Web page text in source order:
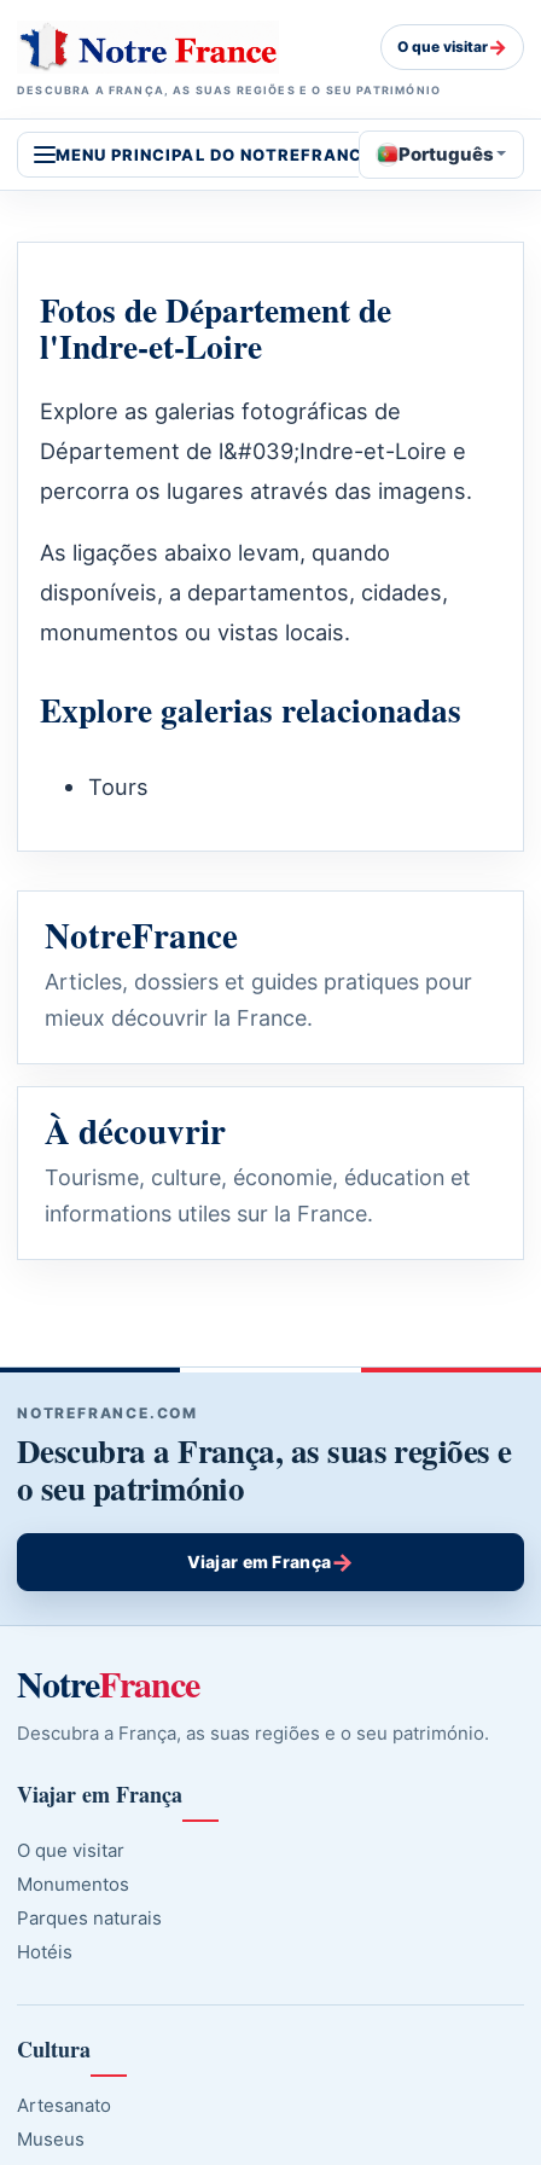
DESCUBRA A FRANÇA, AS SUAS REGIÕES E O SEU PATRIMÓNIO
O que visitar→
MENU PRINCIPAL DO NOTREFRANCE Português
Fotos de Département de
l'Indre-et-Loire
Explore as galerias fotográficas de
Département de l&#039;Indre-et-Loire e
percorra os lugares através das imagens.
As ligações abaixo levam, quando
disponíveis, a departamentos, cidades,
monumentos ou vistas locais.
Explore galerias relacionadas
Tours
NotreFrance
Articles, dossiers et guides pratiques pour
mieux découvrir la France.
À découvrir
Tourisme, culture, économie, éducation et
informations utiles sur la France.
NOTREFRANCE.COM
Descubra a França, as suas regiões e
o seu património
Viajar em França→
NotreFrance
Descubra a França, as suas regiões e o seu património.
Viajar em França
O que visitar
Monumentos
Parques naturais
Hotéis
Cultura
Artesanato
Museus